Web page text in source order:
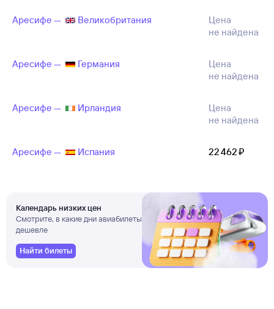
Аресифе — Великобритания
Цена
не найдена
Аресифе — Германия
Цена
не найдена
Аресифе — Ирландия
Цена
не найдена
Аресифе — Испания 22 ⁠462 ⁠₽
Календарь низких цен
Смотрите, в какие дни авиабилеты
дешевле
Найти билеты